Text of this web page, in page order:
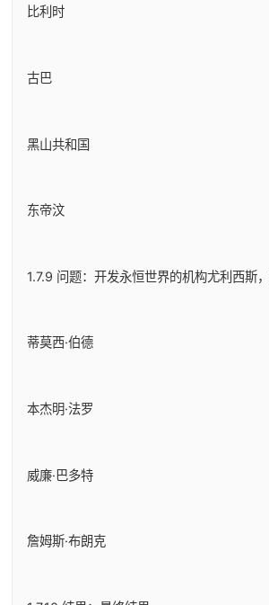
比利时
古巴
黑山共和国
东帝汶
1.7.9 问题：开发永恒世界的机构尤利西斯
蒂莫西·伯德
本杰明·法罗
威廉·巴多特
詹姆斯·布朗克